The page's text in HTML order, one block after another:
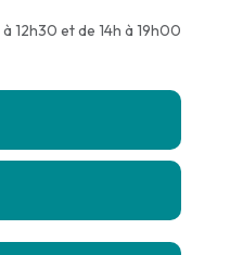
12h30 et de 14h à 19h00